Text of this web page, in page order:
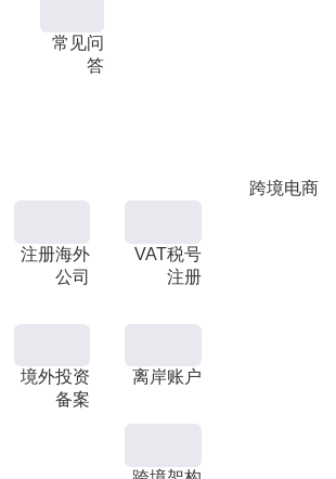
常见问
答
跨境电商
注册海外
公司
VAT税号
注册
境外投资
备案
离岸账户